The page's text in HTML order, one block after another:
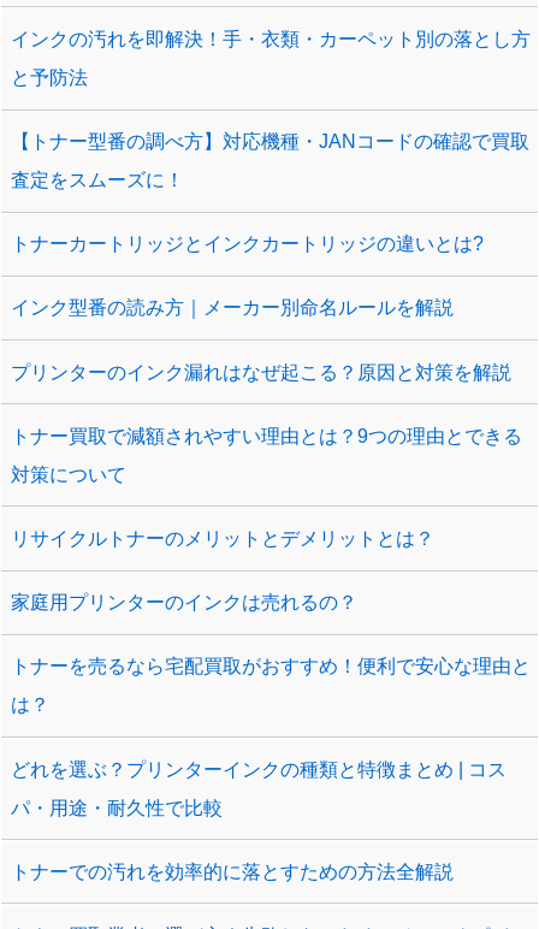
インクの汚れを即解決！手・衣類・カーペット別の落とし方
と予防法
【トナー型番の調べ方】対応機種・JANコードの確認で買取
査定をスムーズに！
トナーカートリッジとインクカートリッジの違いとは?
インク型番の読み方｜メーカー別命名ルールを解説
プリンターのインク漏れはなぜ起こる？原因と対策を解説
トナー買取で減額されやすい理由とは？9つの理由とできる
対策について
リサイクルトナーのメリットとデメリットとは？
家庭用プリンターのインクは売れるの？
トナーを売るなら宅配買取がおすすめ！便利で安心な理由と
は？
どれを選ぶ？プリンターインクの種類と特徴まとめ | コス
パ・用途・耐久性で比較
トナーでの汚れを効率的に落とすための方法全解説